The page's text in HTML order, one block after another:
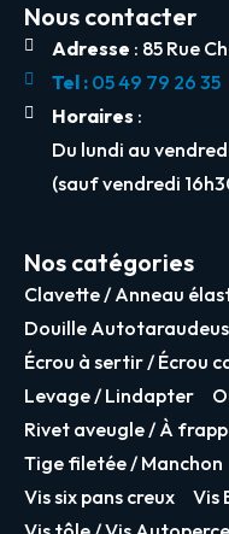
Nous contacter
Adresse : 85 Rue
Tel :05 49 79 26 35
Horaires :
Du lundi au
(sauf vendredi
Nos catégories
Clavette / Anneau
Douille
Écrou à sertir / Écrou
Levage / Lindapter
Rivet aveugle / À
Tige filetée / Manchon
Vis six pans creux
Vis